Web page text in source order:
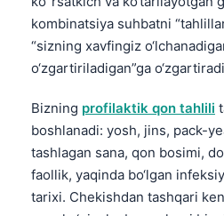
kombinatsiya suhbatni
“sizning xavfingiz
o‘zgartiriladigan”ga
Bizning profilaktik qon tahlili
boshlanadi: yosh, jins, pack-
tashlagan sana, qon bosimi,
faollik, yaqinda bo‘lgan
tarixi. Chekishdan tashqari